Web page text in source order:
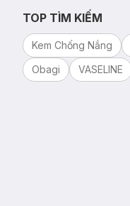
TOP TÌM KIẾM
Kem Chống Nắng
Obagi
VASELINE